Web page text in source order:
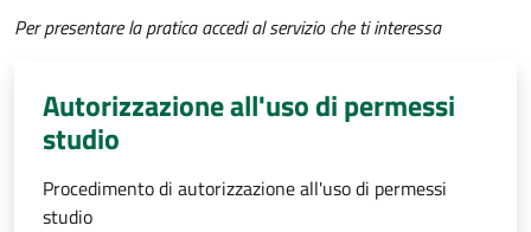
Per presentare la pratica accedi al servizio che ti interessa
Autorizzazione all'uso di permessi
studio
Procedimento di autorizzazione all'uso di permessi
studio